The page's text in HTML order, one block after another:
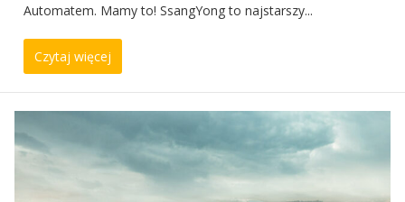
Automatem. Mamy to! SsangYong to najstarszy...
Czytaj więcej